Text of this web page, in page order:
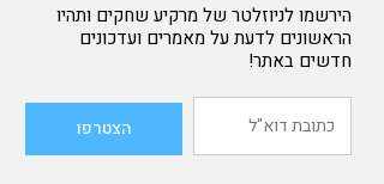
הירשמו לניוזלטר של מרקיע שחקים ותהיו
הראשונים לדעת על מאמרים ועדכונים
חדשים באתר!